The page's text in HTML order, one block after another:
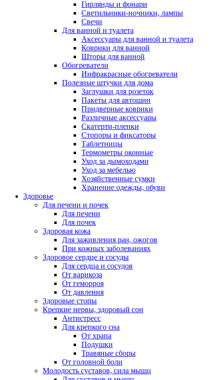
Гирлянды и фонари
Светильники-ночники, лампы
Свечи
Для ванной и туалета
Аксессуары для ванной и туалета
Коврики для ванной
Шторы для ванной
Обогреватели
Инфракрасные обогреватели
Полезные штучки для дома
Заглушки для розеток
Пакеты для автошин
Придверные коврики
Различные аксессуары
Скатерти-пленки
Стопоры и фиксаторы
Таблетницы
Термометры оконные
Уход за дымоходами
Уход за мебелью
Хозяйственные сумки
Хранение одежды, обуви
Здоровье
Для печени и почек
Для печени
Для почек
Здоровая кожа
Для заживления ран, ожогов
При кожных заболеваниях
Здоровое сердце и сосуды
Для сердца и сосудов
От варикоза
От геморроя
От давления
Здоровые стопы
Крепкие нервы, здоровый сон
Антистресс
Для крепкого сна
От храпа
Подушки
Травяные сборы
От головной боли
Молодость суставов, сила мышц